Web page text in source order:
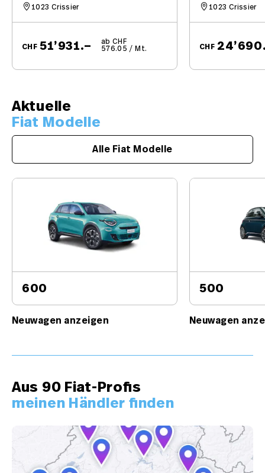
1023 Crissier
CHF 51’931.– ab CHF
576.05 / Mt.
1023 Crissier
CHF
Aktuelle
Fiat Modelle
Alle Fiat Modelle
600
Neuwagen anzeigen
500
Neuwagen
Aus 90 Fiat-Profis
meinen Händler finden